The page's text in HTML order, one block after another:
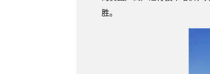
胜。